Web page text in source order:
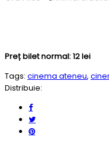
Preț bilet normal: 12 lei
Tags: cinema ateneu,
Distribuie: